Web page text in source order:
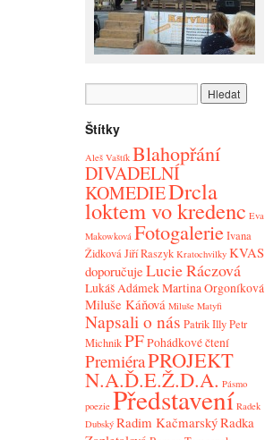
Štítky
Aleš Vaštík Blahopřání
DIVADELNÍ
KOMEDIEDrcla
loktem vo kredenc Eva
Makowková FotogalerieIvana
ŽidkováJiří Raszyk Kratochvilky KVAS
doporučuje Lucie Ráczová
Lukáš AdámekMartina Orgoníková
Miluše Káňová Miluše Matyfi
Napsali o nás Patrik IllyPetr
MichnikPFPohádkové čtení
PremiéraPROJEKT
N.A.Ď.E.Ž.D.A. Pásmo
poezie Představení Radek
Dubský Radim KačmarskýRadka